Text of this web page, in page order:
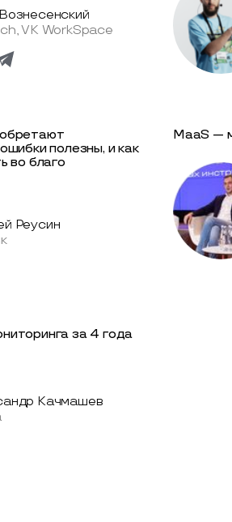
VK WorkSpace
полезны, и как
во благо
Реусин
MaaS —
за 4 года
Качмашев